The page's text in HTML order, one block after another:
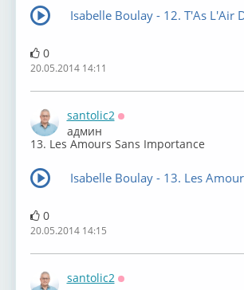
Isabelle Boulay - 12. T'As L'Air
0
20.05.2014 14:11
santolic2
админ
13. Les Amours Sans Importance
Isabelle Boulay - 13. Les
0
20.05.2014 14:15
santolic2